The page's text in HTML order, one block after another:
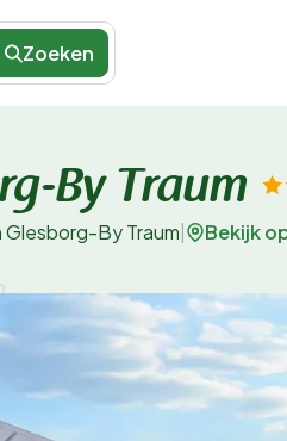
Zoeken
By Traum
Glesborg-By Traum Bekijk